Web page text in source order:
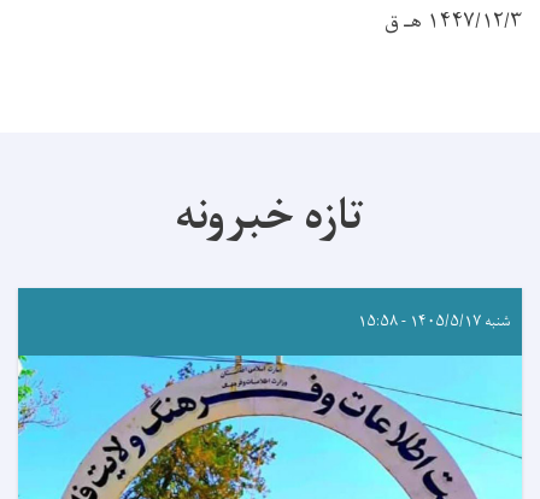
۱۴۴۷/۱۲/۳ هـ ق
تازه خبرونه
شنبه ۱۴۰۵/۵/۱۷ - ۱۵:۵۸